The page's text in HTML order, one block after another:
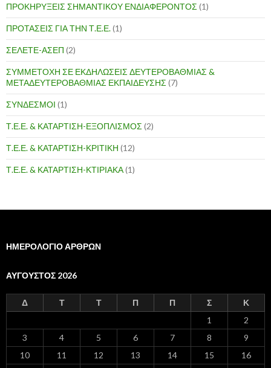
ΠΡΟΚΗΡΥΞΕΙΣ ΣΗΜΑΝΤΙΚΟΥ ΕΝΔΙΑΦΕΡΟΝΤΟΣ (1)
ΠΡΟΤΑΣΕΙΣ ΓΙΑ ΤΗΝ Τ.Ε.Ε.(1)
ΣΕΛΕΤΕ-ΑΣΕΠ (2)
ΣΥΜΜΕΤΟΧΗ ΣΕ ΕΚΔΗΛΩΣΕΙΣ ΔΕΥΤΕΡΟΒΑΘΜΙΑΣ &
ΜΕΤΑΔΕΥΤΕΡΟΒΑΘΜΙΑΣ ΕΚΠΑΙΔΕΥΣΗΣ (7)
ΣΥΝΔΕΣΜΟΙ (1)
Τ.Ε.Ε. & ΚΑΤΑΡΤΙΣΗ-ΕΞΟΠΛΙΣΜΟΣ (2)
Τ.Ε.Ε. & ΚΑΤΑΡΤΙΣΗ-ΚΡΙΤΙΚΗ (12)
Τ.Ε.Ε. & ΚΑΤΑΡΤΙΣΗ-ΚΤΙΡΙΑΚΑ(1)
ΗΜΕΡΟΛΟΓΙΟ ΑΡΘΡΩΝ
ΑΎΓΟΥΣΤΟΣ 2026
Δ Τ Τ Π Π Σ
Κ
1
2
3
4 5 6 7 8
9
10
11 12 13 14 15
16